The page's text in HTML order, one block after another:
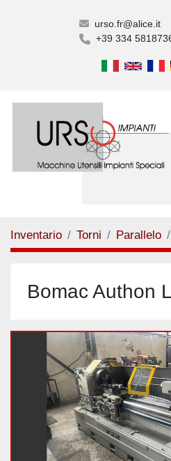
urso.fr@alice.it
+39 334
Inventario Torni Parallelo
Bomac Authon